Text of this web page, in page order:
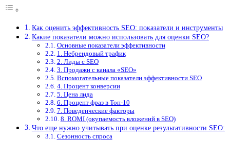
Как оценить эффективность SEO: показатели и инструменты
Какие показатели можно использовать для оценки SEO?
Основные показатели эффективности
1. Небрендовый трафик
2. Лиды с SEO
3. Продажи с канала «SEO»
Вспомогательные показатели эффективности SEO
4. Процент конверсии
5. Цена лида
6. Процент фраз в Топ-10
7. Поведенческие факторы
8. ROMI (окупаемость вложений в SEO)
Что еще нужно учитывать при оценке результативности SEO:
Сезонность спроса